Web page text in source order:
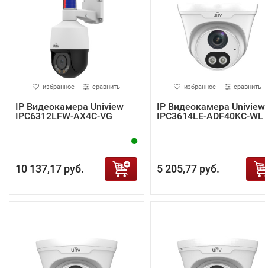
избранное сравнить
IP Видеокамера Uniview
IPC6312LFW-AX4C-VG
10 137,17 руб.
избранное сравнить
IP Видеокамера Uniview
IPC3614LE-ADF40KC-WL
5 205,77 руб.